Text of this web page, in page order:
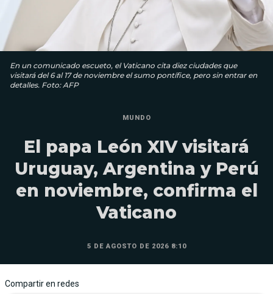
En un comunicado escueto, el Vaticano cita diez ciudades que
visitará del 6 al 17 de noviembre el sumo pontífice, pero sin entrar en
detalles. Foto: AFP
MUNDO
El papa León XIV visitará
Uruguay, Argentina y Perú
en noviembre, confirma el
Vaticano
5 DE AGOSTO DE 2026 8:10
Compartir en redes